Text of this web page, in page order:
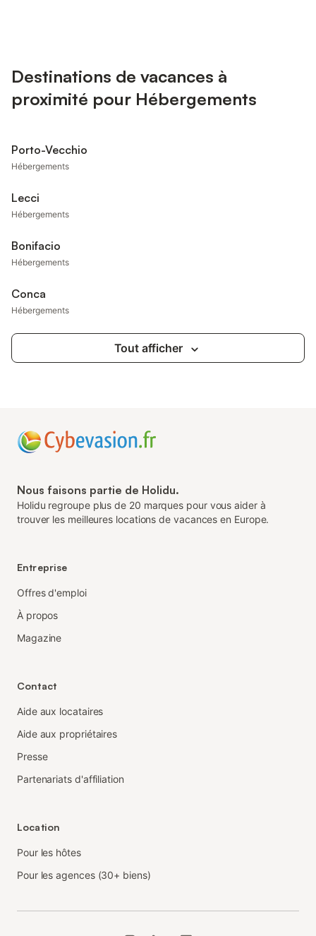
Destinations de vacances à
proximité pour Hébergements
Porto-Vecchio
Hébergements
Lecci
Hébergements
Bonifacio
Hébergements
Conca
Hébergements
Tout afficher
Nous faisons partie de Holidu.
Holidu regroupe plus de 20 marques pour vous aider à
trouver les meilleures locations de vacances en Europe.
Entreprise
Offres d'emploi
À propos
Magazine
Contact
Aide aux locataires
Aide aux propriétaires
Presse
Partenariats d'affiliation
Location
Pour les hôtes
Pour les agences (30+ biens)